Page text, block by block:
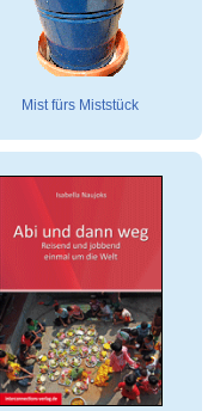
Mist fürs Miststück